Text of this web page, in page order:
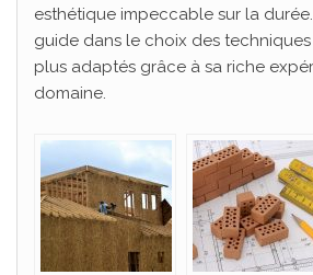
esthétique impeccable sur la
guide dans le choix des
plus adaptés grâce à sa riche
domaine.